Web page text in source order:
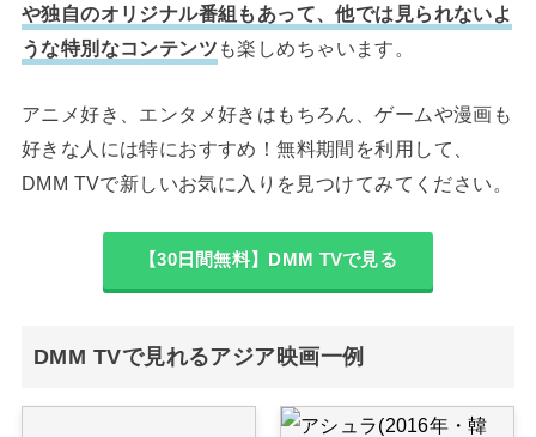
や独自のオリジナル番組もあって、他では見られないよ
うな特別なコンテンツ も楽しめちゃいます。
アニメ好き、エンタメ好きはもちろん、ゲームや漫画も
好きな人には特におすすめ！無料期間を利用して、
DMM TVで新しいお気に入りを見つけてみてください。
【30日間無料】DMM TVで見る
DMM TVで見れるアジア映画一例